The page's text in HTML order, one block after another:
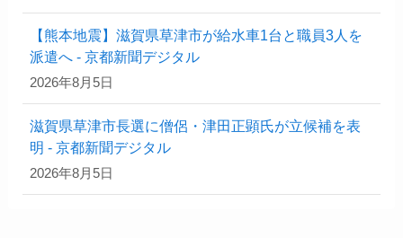
【熊本地震】滋賀県草津市が給水車1台と職員3人を
派遣へ - 京都新聞デジタル
2026年8月5日
滋賀県草津市長選に僧侶・津田正顕氏が立候補を表
明 - 京都新聞デジタル
2026年8月5日